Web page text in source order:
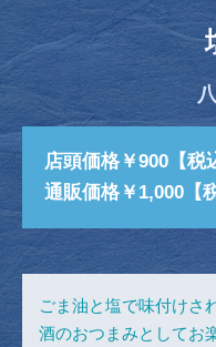
店頭価格￥900【税
通販価格￥1,000【
ごま油と塩で味付けさ
酒のおつまみとしてお